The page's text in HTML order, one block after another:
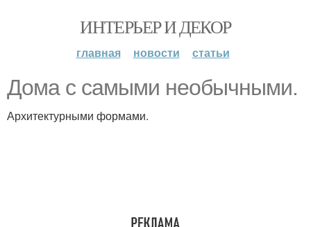
ИНТЕРЬЕР И ДЕКОР
главная новости статьи
Дома с самыми необычными.
Архитектурными формами.